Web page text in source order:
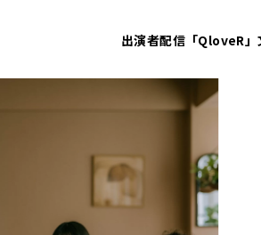
出演者配信「QloveR」